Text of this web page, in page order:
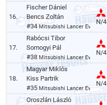
16.
Fischer Dániel
Bencs Zoltán
#34 Mitsubishi Lancer Evo VII.
N/4
17.
Rabócsi Tibor
Somogyi Pál
#38Mitsubishi Lancer Evo VII.
N/4
18.
Magyar Miklós
Kiss Partrik
#35 Mitsubishi Lancer Evo VI.
N/4
Oroszlán László